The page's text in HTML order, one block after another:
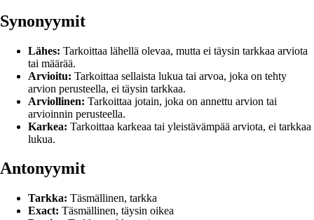
Synonyymit
Lähes: Tarkoittaa lähellä olevaa, mutta ei täysin tarkkaa arviota
tai määrää.
Arvioitu: Tarkoittaa sellaista lukua tai arvoa, joka on tehty
arvion perusteella, ei täysin tarkkaa.
Arviollinen: Tarkoittaa jotain, joka on annettu arvion tai
arvioinnin perusteella.
Karkea: Tarkoittaa karkeaa tai yleistävämpää arviota, ei tarkkaa
lukua.
Antonyymit
Tarkka: Täsmällinen, tarkka
Exact: Täsmällinen, täysin oikea